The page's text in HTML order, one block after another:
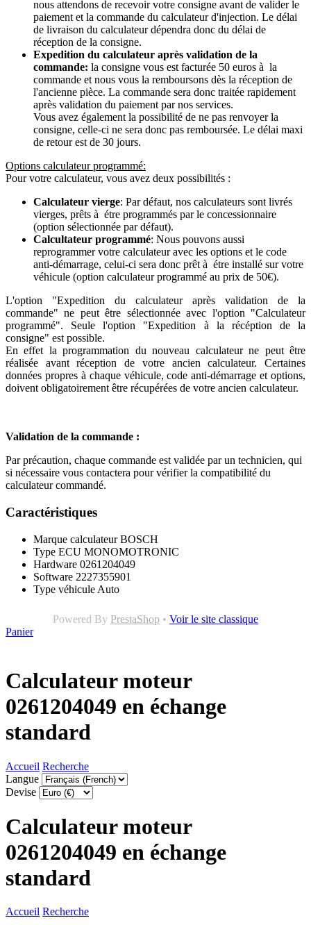
nous attendons de recevoir votre consigne avant de valider le
paiement et la commande du calculateur d'injection. Le délai
de livraison du calculateur dépendra donc du délai de
réception de la consigne.
Expedition du calculateur après validation de la
commande: la consigne vous est facturée 50 euros à la
commande et nous vous la remboursons dès la réception de
l'ancienne pièce. La commande sera donc traitée rapidement
après validation du paiement par nos services.
Vous avez également la possibilité de ne pas renvoyer la
consigne, celle-ci ne sera donc pas remboursée. Le délai maxi
de retour est de 30 jours.
Options calculateur programmé:
Pour votre calculateur, vous avez deux possibilités :
Calculateur vierge: Par défaut, nos calculateurs sont livrés
vierges, prêts à étre programmés par le concessionnaire
(option sélectionnée par défaut).
Calcultateur programmé: Nous pouvons aussi
reprogrammer votre calculateur avec les options et le code
anti-démarrage, celui-ci sera donc prêt à étre installé sur votre
véhicule (option calculateur programmé au prix de 50€).
L'option "Expedition du calculateur après validation de la
commande" ne peut être sélectionnée avec l'option "Calculateur
programmé". Seule l'option "Expedition à la récéption de la
consigne" est possible.
En effet la programmation du nouveau calculateur ne peut être
réalisée avant réception de votre ancien calculateur. Certaines
données propres à chaque véhicule, code anti-démarrage et options,
doivent obligatoirement être récupérées de votre ancien calculateur.
Validation de la commande :
Par précaution, chaque commande est validée par un technicien, qui
si nécessaire vous contactera pour vérifier la compatibilité du
calculateur commandé.
Caractéristiques
Marque calculateur BOSCH
Type ECU MONOMOTRONIC
Hardware 0261204049
Software 2227355901
Type véhicule Auto
Powered By PrestaShop • Voir le site classique
Panier
Calculateur moteur
0261204049 en échange
standard
Accueil Recherche
Langue
Devise
Calculateur moteur
0261204049 en échange
standard
Accueil Recherche